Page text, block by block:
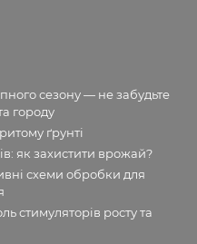
сезону — не забудьте
городу
ґрунті
як захистити врожай?
схеми обробки для
стимуляторів росту та